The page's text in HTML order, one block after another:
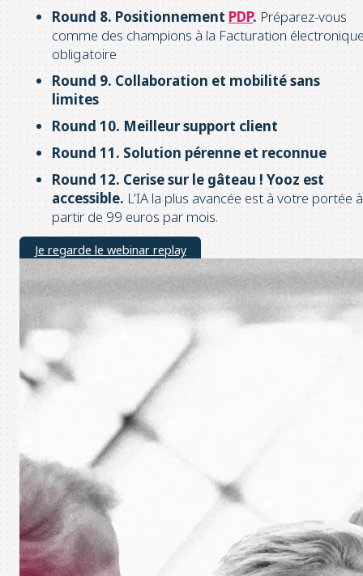
Round 8. Positionnement PDP. Préparez-vous
comme des champions à la Facturation
obligatoire
Round 9. Collaboration et mobilité sans
limites
Round 10. Meilleur support client
Round 11. Solution pérenne et reconnue
Round 12. Cerise sur le gâteau ! Yooz est
accessible. L’IA la plus avancée est à votre portée à
partir de 99 euros par mois.
Je regarde le webinar replay